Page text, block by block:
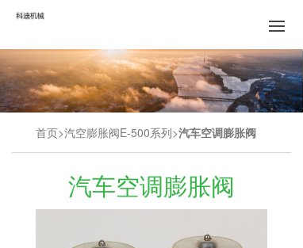
首页 汽空膨胀阀E-500系列 汽车空调膨胀阀
汽车空调膨胀阀